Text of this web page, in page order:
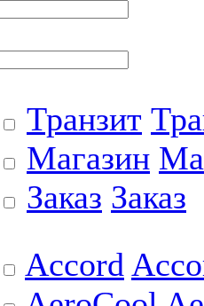
Транзит
Магазин
Заказ Заказ
Accord